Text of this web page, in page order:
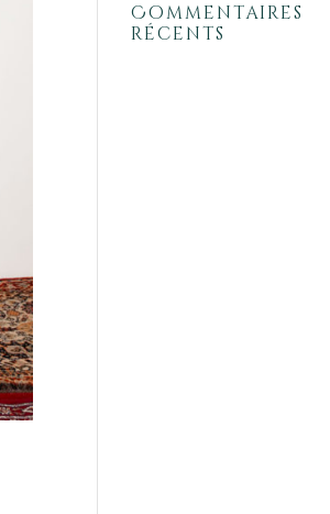
Commentaires
récents